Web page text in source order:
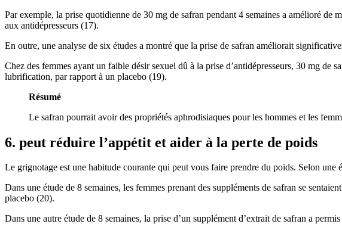
Par exemple, la prise quotidienne de 30 mg de safran pendant 4 semaines a amélioré
aux antidépresseurs (17).
En outre, une analyse de six études a montré que la prise de safran améliorait
Chez des femmes ayant un faible désir sexuel dû à la prise d’antidépresseurs, 30 mg
lubrification, par rapport à un placebo (19).
Résumé
Le safran pourrait avoir des propriétés aphrodisiaques pour les hommes et les
6. peut réduire l’appétit et aider à la perte de poids
Le grignotage est une habitude courante qui peut vous faire prendre du poids. Selon
Dans une étude de 8 semaines, les femmes prenant des suppléments de safran se
placebo (20).
Dans une autre étude de 8 semaines, la prise d’un supplément d’extrait de safran a